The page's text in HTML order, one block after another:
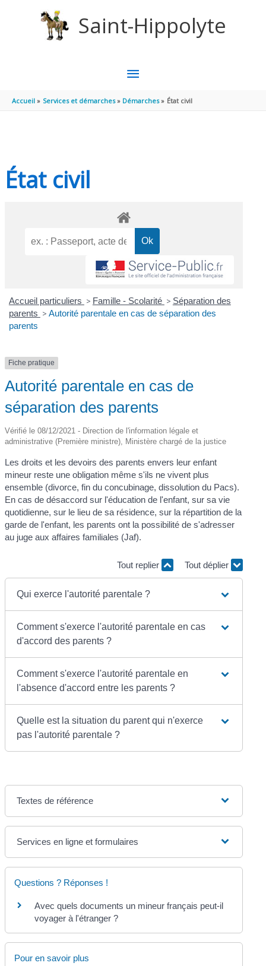
Saint-Hippolyte
MENU
PRINCIPAL
Accueil Services et démarches Démarches État civil
État civil
Accueil particuliers > Famille - Scolarité > Séparation des
parents > Autorité parentale en cas de séparation des
parents
Fiche pratique
Autorité parentale en cas de
séparation des parents
Vérifié le 08/12/2021 - Direction de l'information légale et
administrative (Première ministre), Ministère chargé de la justice
Les droits et les devoirs des parents envers leur enfant
mineur reste une obligation même s'ils ne vivent plus
ensemble (divorce, fin du concubinage, dissolution du Pacs).
En cas de désaccord sur l'éducation de l'enfant, sur sa vie
quotidienne, sur le lieu de sa résidence, sur la répartition de la
garde de l'enfant, les parents ont la possibilité de s'adresser
au juge aux affaires familiales (Jaf).
Tout replier Tout déplier
Qui exerce l'autorité parentale ?
Comment s'exerce l'autorité parentale en cas
d'accord des parents ?
Comment s'exerce l'autorité parentale en
l'absence d'accord entre les parents ?
Quelle est la situation du parent qui n'exerce
pas l'autorité parentale ?
Textes de référence
Services en ligne et formulaires
Questions ? Réponses !
Avec quels documents un mineur français peut-il
voyager à l'étranger ?
Pour en savoir plus